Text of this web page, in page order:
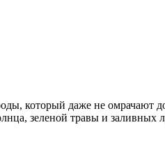
который даже не омрачают
зеленой травы и заливных